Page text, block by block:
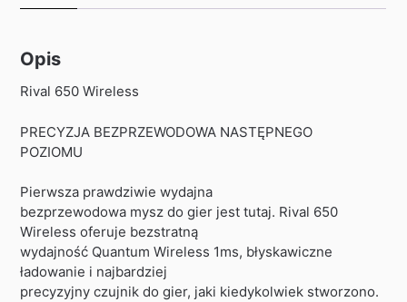
Opis
Rival 650 Wireless
PRECYZJA BEZPRZEWODOWA NASTĘPNEGO
POZIOMU
Pierwsza prawdziwie wydajna
bezprzewodowa mysz do gier jest tutaj. Rival 650
Wireless oferuje bezstratną
wydajność Quantum Wireless 1ms, błyskawiczne
ładowanie i najbardziej
precyzyjny czujnik do gier, jaki kiedykolwiek stworzono.